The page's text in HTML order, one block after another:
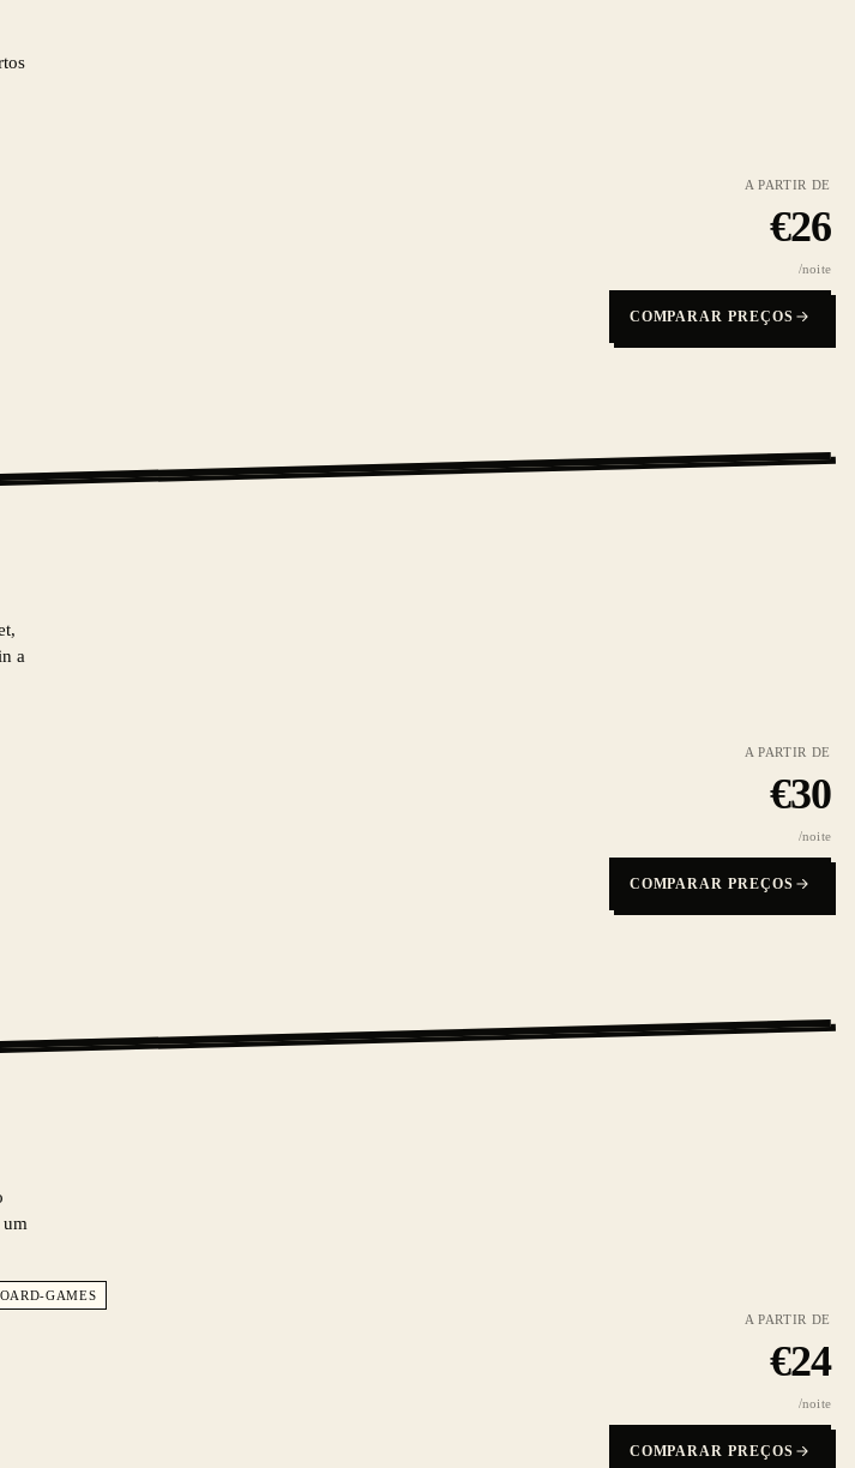
A PARTIR DE
€26
/noite
COMPARAR PREÇOS
a
A PARTIR DE
€30
/noite
COMPARAR PREÇOS
GAMES
A PARTIR DE
€24
/noite
COMPARAR PREÇOS